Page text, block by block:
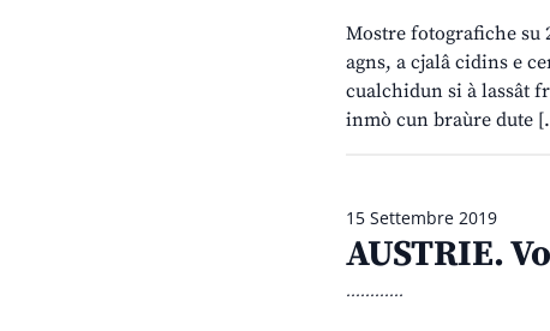
Mostre fotografiche su
agns, a cjalâ cidins e
cualchidun si à lassât
inmò cun braùre dute
15 Settembre 2019
AUSTRIE.
............